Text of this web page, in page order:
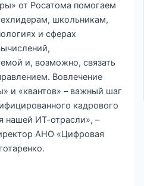
от Росатома помогаем
школьникам,
и сферах
и, возможно, связать
Вовлечение
и «квантов» – важный шаг
кадрового
нашей ИТ-отрасли», –
АНО «Цифровая